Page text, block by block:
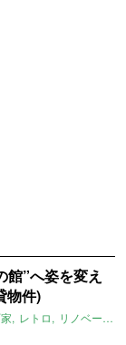
館”へ姿を変え
物件)
レトロ リノベーション